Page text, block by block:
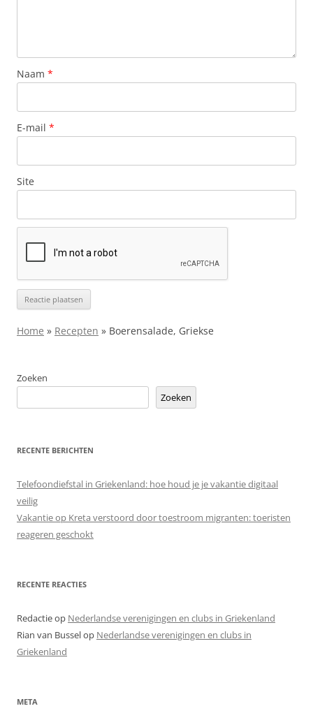
Naam *
E-mail *
Site
Home » Recepten » Boerensalade, Griekse
Zoeken
Zoeken
RECENTE BERICHTEN
Telefoondiefstal in Griekenland: hoe houd je je vakantie digitaal
veilig
Vakantie op Kreta verstoord door toestroom migranten: toeristen
reageren geschokt
RECENTE REACTIES
Redactieop Nederlandse verenigingen en clubs in Griekenland
Rian van Busselop Nederlandse verenigingen en clubs in
Griekenland
META